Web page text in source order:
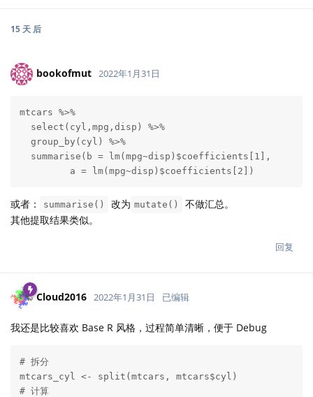
15 天 后
bookofmut 2022年1月31日
mtcars %>%
  select(cyl,mpg,disp) %>%
  group_by(cyl) %>%
  summarise(b = lm(mpg~disp)$coefficients[1],
         a = lm(mpg~disp)$coefficients[2])
或者： summarise() 改为 mutate()
不做汇总。
其他提取结果类似。
回复
Cloud2016 2022年1月31日 已编辑
我还是比较喜欢 Base R 风格，过程简单清晰，便于 Debug
# 拆分
mtcars_cyl <- split(mtcars, mtcars$cyl)
# 计算